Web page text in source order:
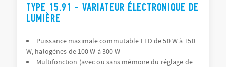
TYPE 15.91 - VARIATEUR ÉLECTRONIQUE DE
LUMIÈRE
Puissance maximale commutable LED de 50 W à 150
W, halogènes de 100 W à 300 W
Multifonction (avec ou sans mémoire du réglage de